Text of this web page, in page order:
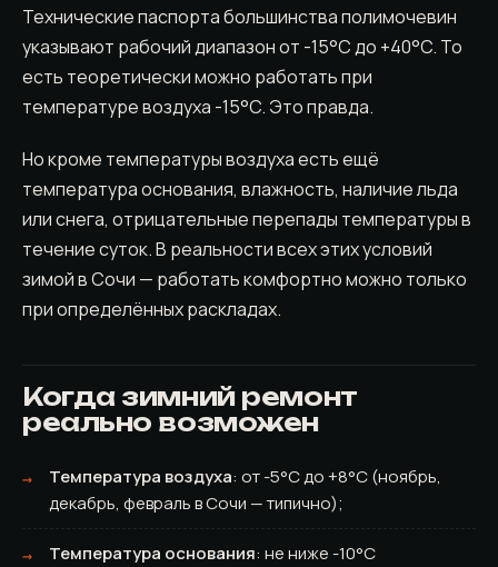
Технические паспорта большинства полимочевин
указывают рабочий диапазон от -15°C до +40°C. То
есть теоретически можно работать при
температуре воздуха -15°C. Это правда.
Но кроме температуры воздуха есть ещё
температура основания, влажность, наличие льда
или снега, отрицательные перепады температуры в
течение суток. В реальности всех этих условий
зимой в Сочи — работать комфортно можно только
при определённых раскладах.
Когда зимний ремонт
реально возможен
Температура воздуха: от -5°C до +8°C (ноябрь,
декабрь, февраль в Сочи — типично);
Температура основания: не ниже -10°C